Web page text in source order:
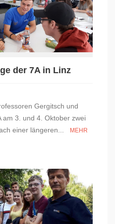
der 7A in Linz
Gergitsch und
am 3. und 4. Oktober zwei
einer längeren...
MEHR